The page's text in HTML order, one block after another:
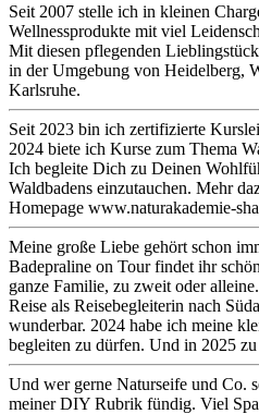
Seit 2007 stelle ich in kleinen
Wellnessprodukte mit viel
Mit diesen pflegenden
in der Umgebung von Heidelberg,
Karlsruhe.
Seit 2023 bin ich zertifizierte
2024 biete ich Kurse zum Thema
Ich begleite Dich zu Deinen
Waldbadens einzutauchen. Mehr
Homepage www.naturakademie-
Meine große Liebe gehört schon
Badepraline on Tour findet ihr
ganze Familie, zu zweit oder
Reise als Reisebegleiterin nach
wunderbar. 2024 habe ich meine
begleiten zu dürfen. Und in 2025
Und wer gerne Naturseife und Co.
meiner DIY Rubrik fündig. Viel